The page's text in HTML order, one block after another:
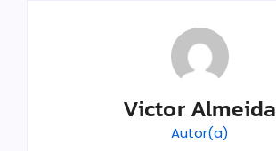
Victor Almeida
Autor(a)